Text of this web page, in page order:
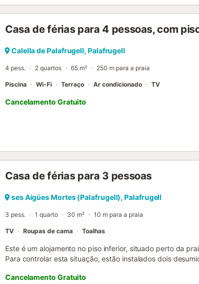
Casa de férias para 4 pessoas, com
Calella de Palafrugell, Palafrugell
4 pess. 2 quartos 65 m² 250 m para a praia
Piscina Wi-Fi Terraço Ar condicionado TV
Cancelamento Gratuito
Casa de férias para 3 pessoas
ses Aigües Mortes (Palafrugell), Palafrugell
3 pess. 1 quarto 30 m² 10 m para a praia
TV Roupas de cama Toalhas
Este é um alojamento no piso inferior, situado perto da
Para controlar esta situação, estão instalados dois
novamente para continuarem a funcionar. Há dois
Cancelamento Gratuito